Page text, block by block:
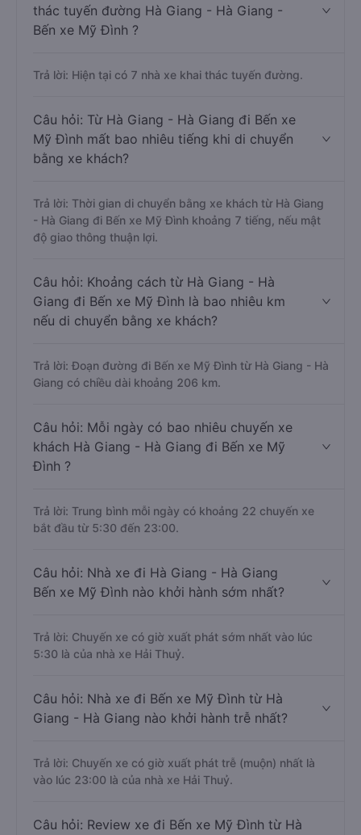
thác tuyến đường Hà Giang - Hà Giang -
Bến xe Mỹ Đình ?
Trả lời: Hiện tại có 7 nhà xe khai thác tuyến đường.
Câu hỏi: Từ Hà Giang - Hà Giang đi Bến xe
Mỹ Đình mất bao nhiêu tiếng khi di chuyển
bằng xe khách?
Trả lời: Thời gian di chuyển bằng xe khách từ Hà Giang
- Hà Giang đi Bến xe Mỹ Đình khoảng 7 tiếng, nếu mật
độ giao thông thuận lợi.
Câu hỏi: Khoảng cách từ Hà Giang - Hà
Giang đi Bến xe Mỹ Đình là bao nhiêu km
nếu di chuyển bằng xe khách?
Trả lời: Đoạn đường đi Bến xe Mỹ Đình từ Hà Giang - Hà
Giang có chiều dài khoảng 206 km.
Câu hỏi: Mỗi ngày có bao nhiêu chuyến xe
khách Hà Giang - Hà Giang đi Bến xe Mỹ
Đình ?
Trả lời: Trung bình mỗi ngày có khoảng 22 chuyến xe
bắt đầu từ 5:30 đến 23:00.
Câu hỏi: Nhà xe đi Hà Giang - Hà Giang
Bến xe Mỹ Đình nào khởi hành sớm nhất?
Trả lời: Chuyến xe có giờ xuất phát sớm nhất vào lúc
5:30 là của nhà xe Hải Thuỷ.
Câu hỏi: Nhà xe đi Bến xe Mỹ Đình từ Hà
Giang - Hà Giang nào khởi hành trễ nhất?
Trả lời: Chuyến xe có giờ xuất phát trễ (muộn) nhất là
vào lúc 23:00 là của nhà xe Hải Thuỷ.
Câu hỏi: Review xe đi Bến xe Mỹ Đình từ Hà